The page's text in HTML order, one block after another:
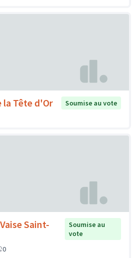
la Tête d'Or
Soumise au vote
Saint-
Soumise au
vote
0